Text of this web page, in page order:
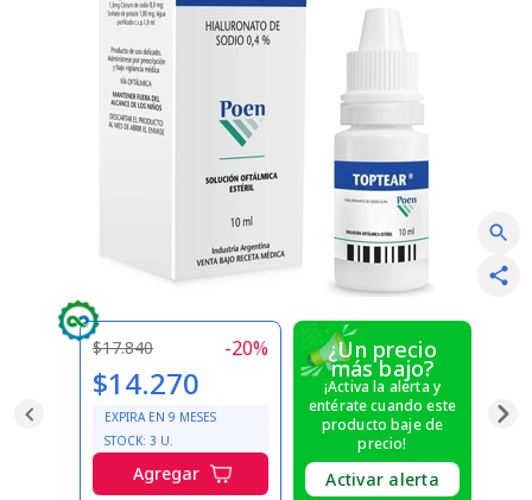
$17.840 -20%
$14.270
EXPIRA EN 9 MESES
STOCK: 3 U.
Agregar
¿Un precio
más bajo?
¡Activa la alerta y
entérate cuando este
producto baje de
precio!
Activar alerta